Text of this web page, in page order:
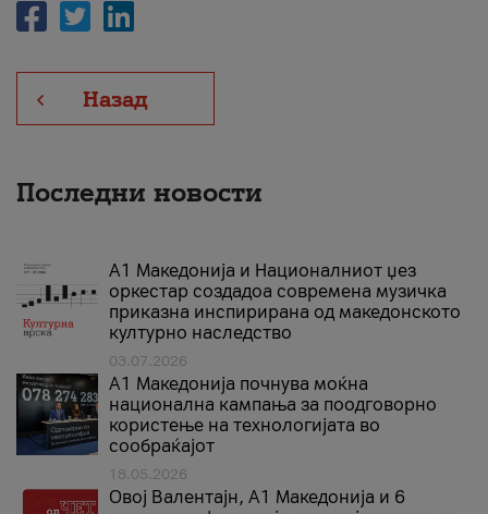
Назад
Последни новости
А1 Македонија и Националниот џез
оркестар создадоа современа музичка
приказна инспирирана од македонското
културно наследство
03.07.2026
A1 Македонија почнува моќна
национална кампања за поодговорно
користење на технологијата во
сообраќајот
18.05.2026
Овој Валентајн, A1 Македонија и 6